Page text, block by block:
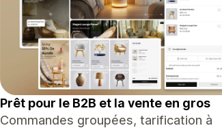
Prêt pour le B2B et la vente en gros
Commandes groupées, tarification à